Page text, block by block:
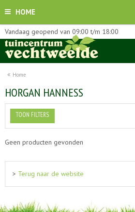
HOME
Home
Vandaag geopend van 09:00 t/m 18:00
HORGAN HANNESS
TOON FILTERS
Geen producten gevonden
> Terug naar de website